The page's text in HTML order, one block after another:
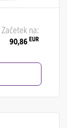
Začetek na:
90,86 EUR